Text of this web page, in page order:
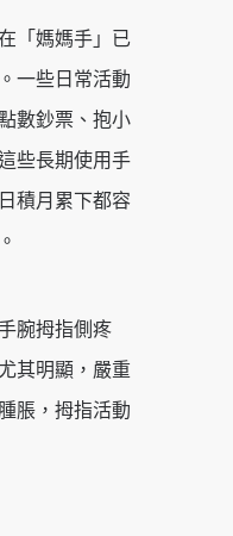
「媽媽手」已
一些日常活動
數鈔票、抱小
些長期使用手
積月累下都容
腕拇指側疼
其明顯，嚴重
脹，拇指活動